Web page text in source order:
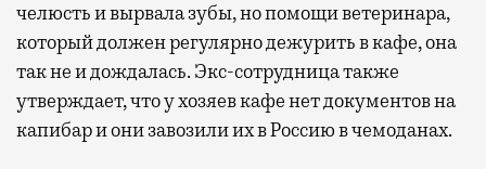
челюсть и вырвала зубы, но помощи ветеринара,
который должен регулярно дежурить в кафе, она
так не и дождалась. Экс-сотрудница также
утверждает, что у хозяев кафе нет документов на
капибар и они завозили их в Россию в чемоданах.